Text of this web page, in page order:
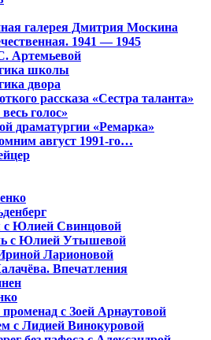
галерея Дмитрия Москина
1941 — 1945
Артемьевой
школы
двора
рассказа «Сестра таланта»
голос»
драматургии «Ремарка»
август 1991-го…
с Юлией Свинцовой
с Юлией Утышевой
Ларионовой
Впечатления
с Зоей Арнаутовой
с Лидией Винокуровой